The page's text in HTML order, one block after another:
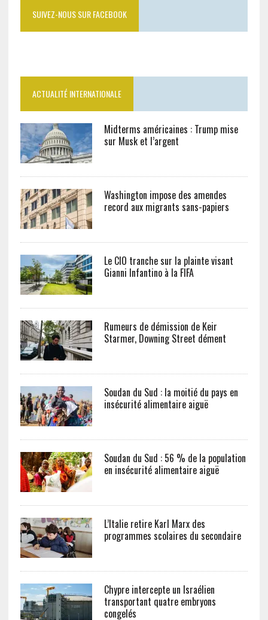
SUIVEZ-NOUS SUR FACEBOOK
ACTUALITÉ INTERNATIONALE
Midterms américaines : Trump mise
sur Musk et l’argent
Washington impose des amendes
record aux migrants sans-papiers
Le CIO tranche sur la plainte visant
Gianni Infantino à la FIFA
Rumeurs de démission de Keir
Starmer, Downing Street dément
Soudan du Sud : la moitié du pays en
insécurité alimentaire aiguë
Soudan du Sud : 56 % de la population
en insécurité alimentaire aiguë
L’Italie retire Karl Marx des
programmes scolaires du secondaire
Chypre intercepte un Israélien
transportant quatre embryons
congelés